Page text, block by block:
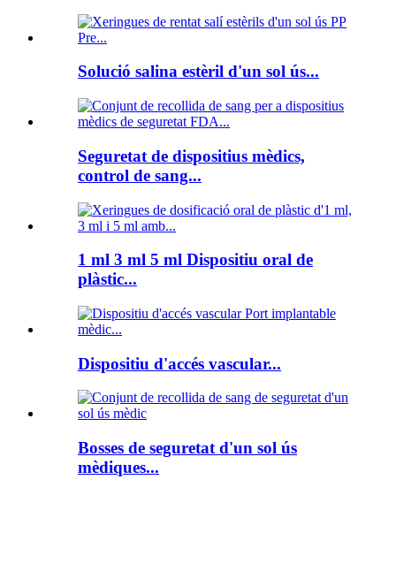
Solució salina estèril d'un sol ús...
Seguretat de dispositius mèdics,
control de sang...
1 ml 3 ml 5 ml Dispositiu oral de
plàstic...
Dispositiu d'accés vascular...
Bosses de seguretat d'un sol ús
mèdiques...